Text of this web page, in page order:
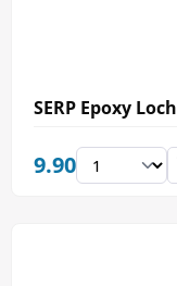
SERP Epoxy
9.90